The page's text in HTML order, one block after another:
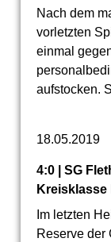
Nach dem
vorletzten
einmal
aufstocken.
18.05.2019
4:0 | SG
Kreisklasse
Im letzten
Reserve der